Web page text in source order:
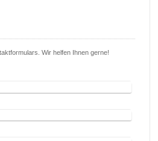
Wir helfen Ihnen gerne!